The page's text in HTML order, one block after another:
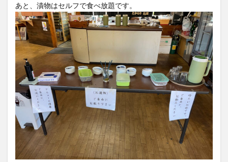
あと、漬物はセルフで食べ放題です。